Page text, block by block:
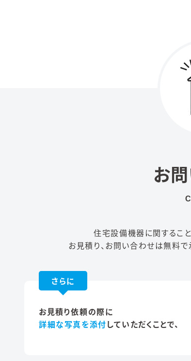
お
住宅設備機器に関するこ
お見積り、 お問い合わせは無料で
さらに
お見積り依頼の際に
詳細な写真を添付していただくことで、